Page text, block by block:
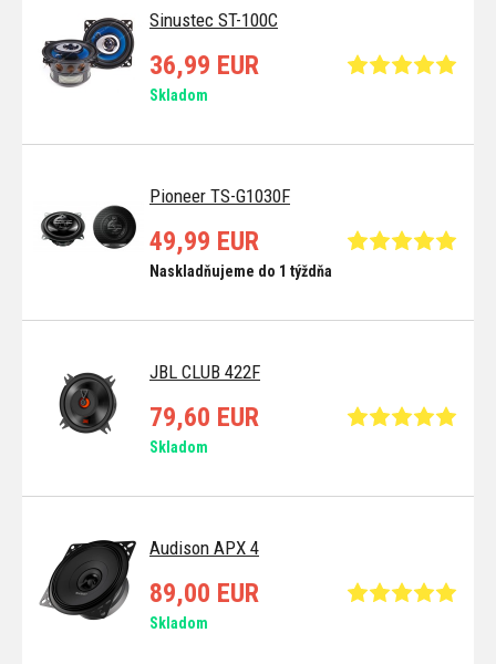
Sinustec ST-100C
36,99 EUR
Skladom
Pioneer TS-G1030F
49,99 EUR
Naskladňujeme do 1 týždňa
JBL CLUB 422F
79,60 EUR
Skladom
Audison APX 4
89,00 EUR
Skladom